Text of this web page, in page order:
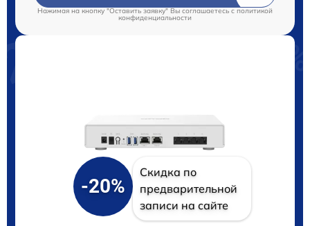
Нажимая на кнопку "Оставить заявку" Вы соглашаетесь cполитикой
конфиденциальности
-20%
Скидка по
предварительной
записи на сайте